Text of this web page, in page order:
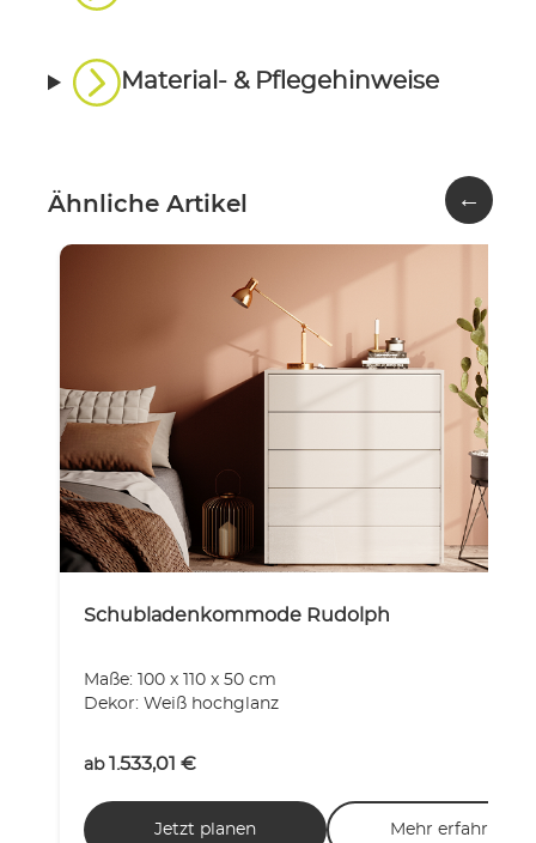
Material- & Pflegehinweise
Ähnliche Artikel
Schubladenkommode Rudolph
Maße: 100 x 110 x 50 cm
Dekor: Weiß hochglanz
ab 1.533,01 €
Jetzt planen Mehr erfahren
←